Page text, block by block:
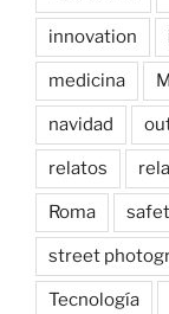
innovation
medicina
navidad
relatos
Roma
street
Tecnología